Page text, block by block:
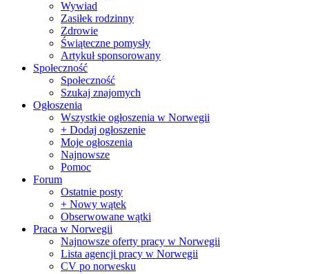
Wywiad
Zasiłek rodzinny
Zdrowie
Świąteczne pomysły
Artykuł sponsorowany
Społeczność
Społeczność
Szukaj znajomych
Ogłoszenia
Wszystkie ogłoszenia w Norwegii
+ Dodaj ogłoszenie
Moje ogłoszenia
Najnowsze
Pomoc
Forum
Ostatnie posty
+ Nowy wątek
Obserwowane wątki
Praca w Norwegii
Najnowsze oferty pracy w Norwegii
Lista agencji pracy w Norwegii
CV po norwesku